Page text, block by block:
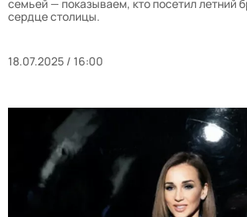
семьей — показываем, кто посетил летний
сердце столицы.
18.07.2025 / 16:00